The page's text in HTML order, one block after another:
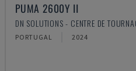
PUMA 2600Y II
DN SOLUTIONS - CENTRE DE
PORTUGAL 2024